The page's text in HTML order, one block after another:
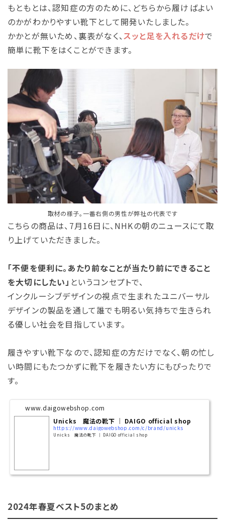
もともとは、認知症の方のために、どちらから履けばよい
のかがわかりやすい靴下として開発いたしました。
かかとが無いため、裏表がなく、スッと足を入れるだけで
簡単に靴下をはくことができます。
取材の様子。一番右側の男性が弊社の代表です
こちらの商品は、7月16日に、NHKの朝のニュースにて取
り上げていただきました。
「不便を便利に。あたり前なことが当たり前にできること
を大切にしたい」 というコンセプトで、
インクルーシブデザインの視点で生まれたユニバーサル
デザインの製品を通して誰でも明るい気持ちで生きられ
る優しい社会を目指しています。
履きやすい靴下なので、認知症の方だけでなく、朝の忙し
い時間にもたつかずに靴下を履きたい方にもぴったりで
す。
www.daigowebshop.com
Unicks 魔法の靴下 │ DAIGO official shop
https://www.daigowebshop.com/c/brand/unicks
Unicks 魔法の靴下 │ DAIGO official shop
2024年春夏ベスト5のまとめ